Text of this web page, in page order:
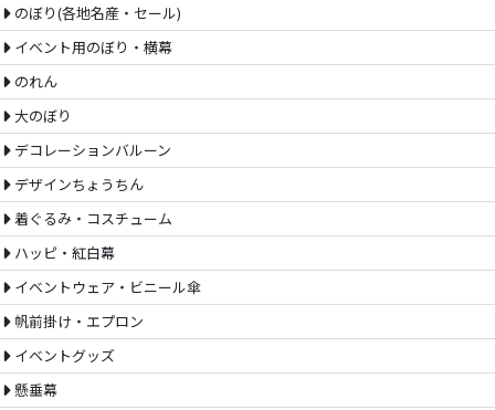
のぼり(各地名産・セール)
イベント用のぼり・横幕
のれん
大のぼり
デコレーションバルーン
デザインちょうちん
着ぐるみ・コスチューム
ハッピ・紅白幕
イベントウェア・ビニール傘
帆前掛け・エプロン
イベントグッズ
懸垂幕